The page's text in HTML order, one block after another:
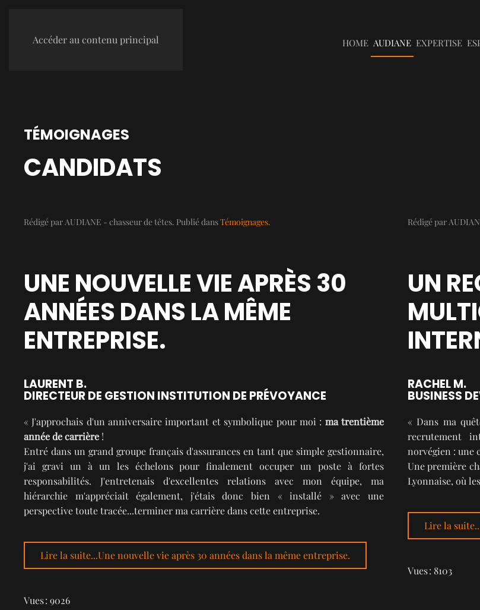
Accéder au contenu principal HOME AUDIANE EXPERTISE
TÉMOIGNAGES
CANDIDATS
Rédigé par AUDIANE - chasseur de têtes. Publié dansTémoignages.
UNE NOUVELLE VIE APRÈS 30
ANNÉES DANS LA MÊME
ENTREPRISE.
LAURENT B.
DIRECTEUR DE GESTION INSTITUTION DE PRÉVOYANCE
« J'approchais d'un anniversaire important et symbolique pour moi : ma trentième
année de carrière !
Entré dans un grand groupe français d'assurances en tant que simple gestionnaire,
j'ai gravi un à un les échelons pour finalement occuper un poste à fortes
responsabilités. J'entretenais d'excellentes relations avec mon équipe, ma
hiérarchie m'appréciait également, j'étais donc bien « installé » avec une
perspective toute tracée...terminer ma carrière dans cette entreprise.
Lire la suite...Une nouvelle vie après 30 années dans la même entreprise.
Vues : 9026
Rédigé par
UN
RACHEL M.
BUSINESS
« Dans ma
recrutement
norvégien : une
Une première
Lyonnaise, où
Lire la
Vues : 8103